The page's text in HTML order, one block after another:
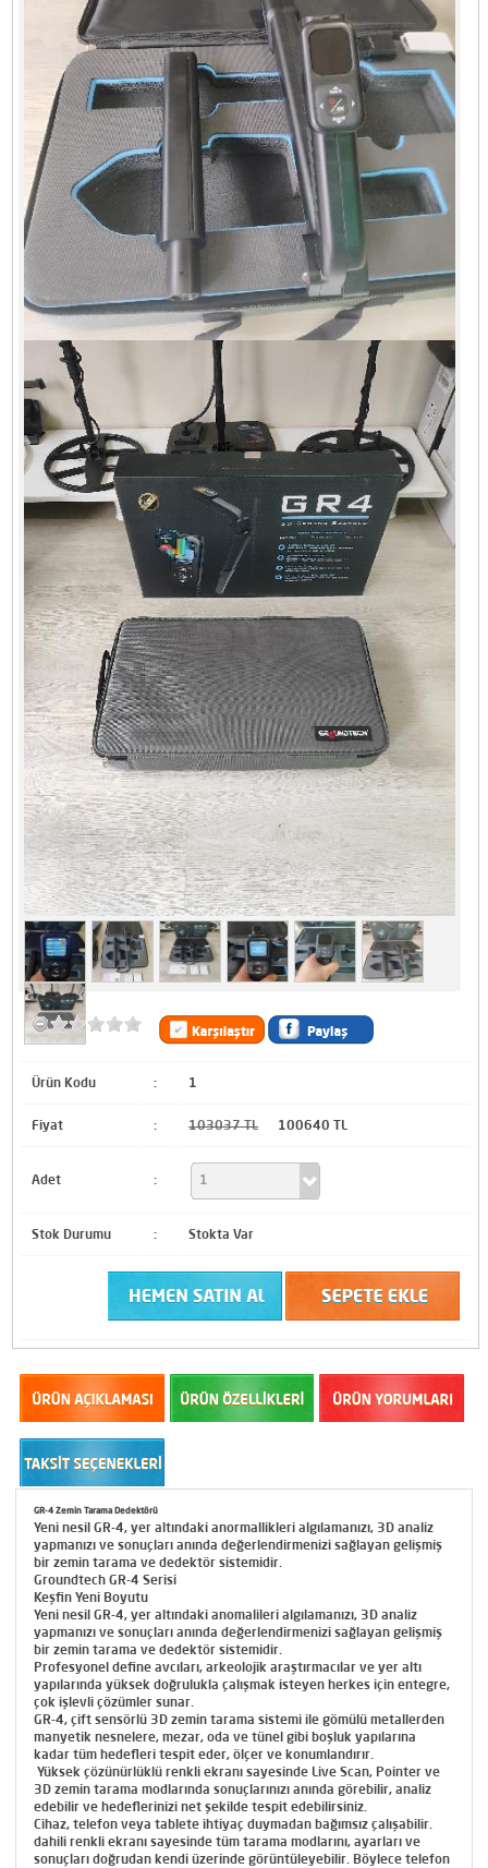
Ürün Kodu : 1
Fiyat : 103037 TL 100640 TL
Adet :
Stok Durumu : Stokta Var
GR-4 Zemin Tarama Dedektörü
Yeni nesil GR-4, yer altındaki anormallikleri algılamanızı, 3D analiz
yapmanızı ve sonuçları anında değerlendirmenizi sağlayan gelişmiş
bir zemin tarama ve dedektör sistemidir.
Groundtech GR-4 Serisi
Keşfin Yeni Boyutu
Yeni nesil GR-4, yer altındaki anomalileri algılamanızı, 3D analiz
yapmanızı ve sonuçları anında değerlendirmenizi sağlayan gelişmiş
bir zemin tarama ve dedektör sistemidir.
Profesyonel define avcıları, arkeolojik araştırmacılar ve yer altı
yapılarında yüksek doğrulukla çalışmak isteyen herkes için entegre,
çok işlevli çözümler sunar.
GR-4, çift sensörlü 3D zemin tarama sistemi ile gömülü metallerden
manyetik nesnelere, mezar, oda ve tünel gibi boşluk yapılarına
kadar tüm hedefleri tespit eder, ölçer ve konumlandırır.
Yüksek çözünürlüklü renkli ekranı sayesinde Live Scan, Pointer ve
3D zemin tarama modlarında sonuçlarınızı anında görebilir, analiz
edebilir ve hedeflerinizi net şekilde tespit edebilirsiniz.
Cihaz, telefon veya tablete ihtiyaç duymadan bağımsız çalışabilir.
dahili renkli ekranı sayesinde tüm tarama modlarını, ayarları ve
sonuçları doğrudan kendi üzerinde görüntüleyebilir. Böylece telefon